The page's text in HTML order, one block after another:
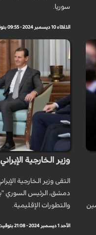
سوريا.
الثلاثاء 10 ديسمبر 2024 - 09:55 بتوقيت مكة
وزير الخارجية
التقى وزير الخارجية
دمشق، الرئيس السوري
والتطورات الإقليمية.
الأحد 1 ديسمبر 2024 - 21:08 بتوقيت مكة